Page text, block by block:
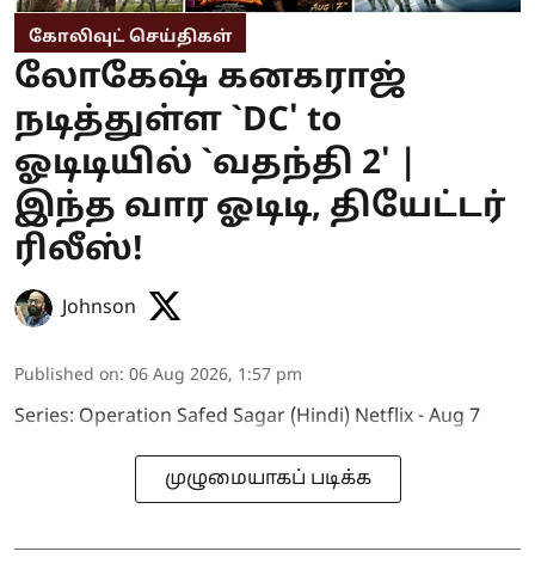
கோலிவுட் செய்திகள்
லோகேஷ் கனகராஜ்
நடித்துள்ள `DC' to
ஓடிடியில் `வதந்தி 2' |
இந்த வார ஓடிடி, தியேட்டர்
ரிலீஸ்!
Johnson
Published on: 06 Aug 2026, 1:57 pm
Series: Operation Safed Sagar (Hindi) Netflix - Aug 7
முழுமையாகப் படிக்க